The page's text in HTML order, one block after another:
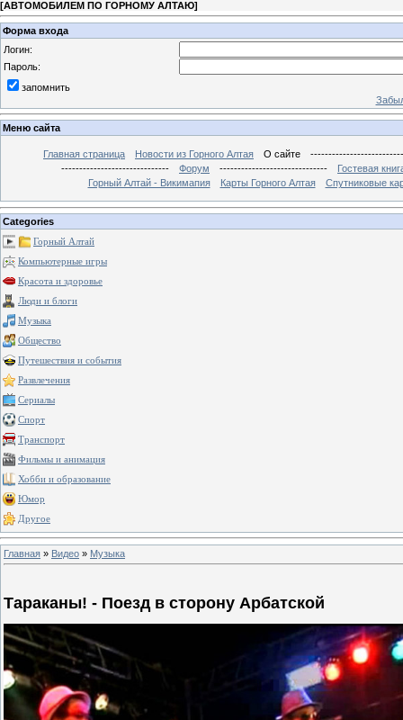
[АВТОМОБИЛЕМ ПО ГОРНОМУ АЛТАЮ]
Форма входа
Логин:
Пароль:
запомнить
Меню сайта
Главная страница Новости из Горного Алтая О сайте
------------------------------
Форум ------------------------------
Гостевая
Горный Алтай - Викимапия
Карты Горного Алтая Спутниковые
Categories
Горный Алтай
Компьютерные игры
Красота и здоровье
Люди и блоги
Музыка
Общество
Путешествия и события
Развлечения
Сериалы
Спорт
Транспорт
Фильмы и анимация
Хобби и образование
Юмор
Другое
Главная » Видео » Музыка
Тараканы! - Поезд в сторону Арбатской